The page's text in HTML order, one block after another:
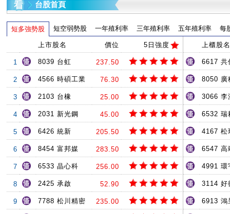
台股首頁
短多強勢股 短空弱勢股 一年殖利率 三年殖利率 五年殖利率 每
上市股名 價位 5日強度
1 8039 台虹 237.50
2 4566 時碩工業 76.30
3 2103 台橡 25.00
4 2031 新光鋼 45.00
5 6426 統新 205.50
6 8454 富邦媒 283.50
7 6533 晶心科 256.00
8 2425 承啟 52.90
9 7788 松川精密 235.00
上櫃股名
6617 共
8050 廣
3066 李
6532 瑞
4167 松
6547 高
4991 環
3114 好
6913 鴻